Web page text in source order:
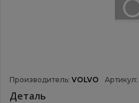
Производитель: VOLVO Артикул:
Деталь